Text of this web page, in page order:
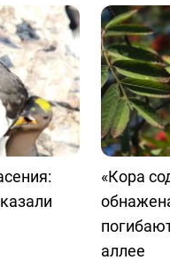
«Кора
аллее